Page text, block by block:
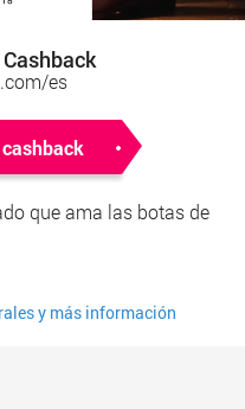
es
que ama las botas de
y más información